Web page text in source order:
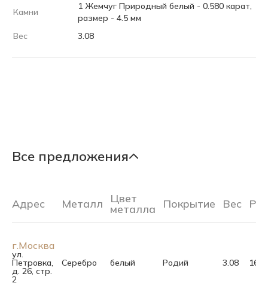
Камни
1 Жемчуг Природный белый - 0.580 карат,
размер - 4.5 мм
Вес
3.08
Все предложения
Адрес Металл Цвет
металла Покрытие Вес
г.Москва
ул.
Петровка,
д. 26, стр.
2
Серебро белый Родий 3.08 16.5